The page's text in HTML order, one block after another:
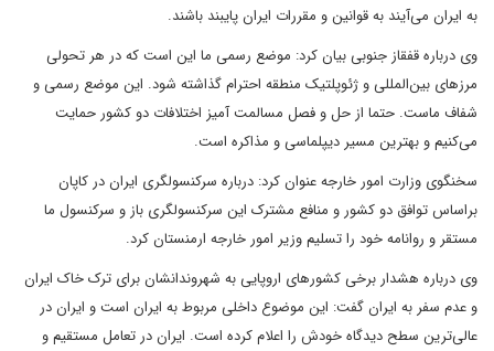
به ایران می‌آیند به قوانین و مقررات ایران پایبند باشند.
وی درباره قفقاز جنوبی بیان کرد: موضع رسمی ما این است که در هر تحولی
مرزهای بین‌المللی و ژئوپلتیک منطقه احترام گذاشته شود. این موضع رسمی و
شفاف ماست. حتما از حل و فصل مسالمت آمیز اختلافات دو کشور حمایت
می‌کنیم و بهترین مسیر دیپلماسی و مذاکره است.
سخنگوی وزارت امور خارجه عنوان کرد: درباره سرکنسولگری ایران در کاپان
براساس توافق دو کشور و منافع مشترک این سرکنسولگری باز و سرکنسول ما
مستقر و روانامه خود را تسلیم وزیر امور خارجه ارمنستان کرد.
وی درباره هشدار برخی کشورهای اروپایی به شهروندانشان برای ترک خاک ایران
و عدم سفر به ایران گفت: این موضوع داخلی مربوط به ایران است و ایران در
عالی‌ترین سطح دیدگاه خودش را اعلام کرده است. ایران در تعامل مستقیم و